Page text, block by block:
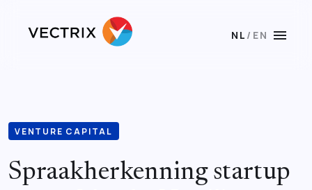
NL / EN menu
VENTURE CAPITAL
Spraakherkenning startup